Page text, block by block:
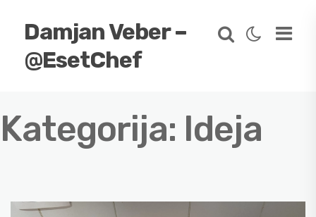
Damjan Veber –
@EsetChef
Kategorija: Ideja